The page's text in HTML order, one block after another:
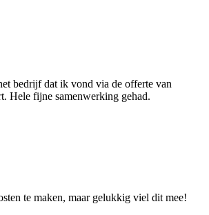
bedrijf dat ik vond via de offerte van
Hele fijne samenwerking gehad.
te maken, maar gelukkig viel dit mee!